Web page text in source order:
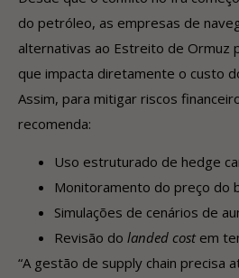
do petróleo, as empresas de
alternativas ao Estreito de Ormuz
que impacta diretamente o custo
Assim, para mitigar riscos
recomenda:
Uso estruturado de hedge
Monitoramento do preço do
Simulações de cenários de
Revisão do landed costem
“A gestão de supply chain precisa